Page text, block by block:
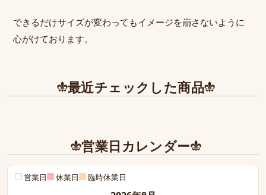
できるだけサイズが変わってもイメージを崩さないように
心がけております。
最近チェックした商品
営業日カレンダー
営業日 休業日 臨時休業日